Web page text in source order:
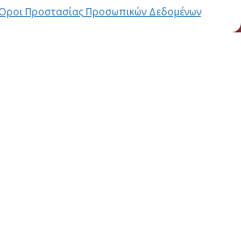
Προστασίας Προσωπικών Δεδομένων